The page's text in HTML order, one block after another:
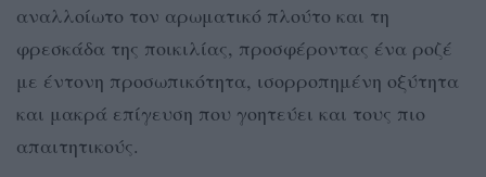
αναλλοίωτο τον αρωματικό πλούτο και τη
φρεσκάδα της ποικιλίας, προσφέροντας ένα ροζέ
με έντονη προσωπικότητα, ισορροπημένη οξύτητα
και μακρά επίγευση που γοητεύει και τους πιο
απαιτητικούς.